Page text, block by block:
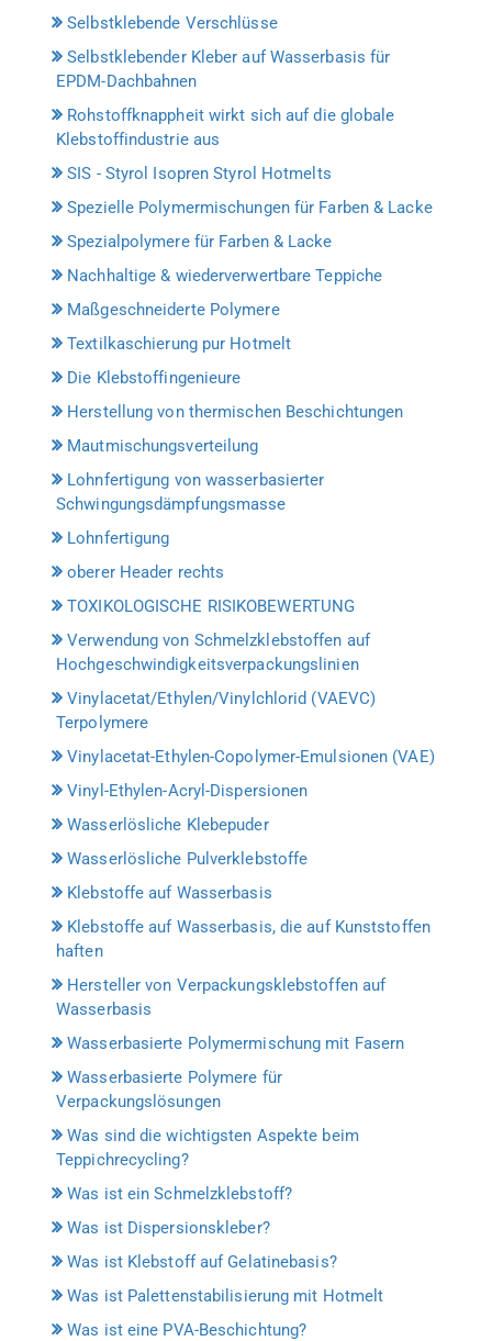
Selbstklebende Verschlüsse
Selbstklebender Kleber auf Wasserbasis für
EPDM-Dachbahnen
Rohstoffknappheit wirkt sich auf die globale
Klebstoffindustrie aus
SIS - Styrol Isopren Styrol Hotmelts
Spezielle Polymermischungen für Farben & Lacke
Spezialpolymere für Farben & Lacke
Nachhaltige & wiederverwertbare Teppiche
Maßgeschneiderte Polymere
Textilkaschierung pur Hotmelt
Die Klebstoffingenieure
Herstellung von thermischen Beschichtungen
Mautmischungsverteilung
Lohnfertigung von wasserbasierter
Schwingungsdämpfungsmasse
Lohnfertigung
oberer Header rechts
TOXIKOLOGISCHE RISIKOBEWERTUNG
Verwendung von Schmelzklebstoffen auf
Hochgeschwindigkeitsverpackungslinien
Vinylacetat/Ethylen/Vinylchlorid (VAEVC)
Terpolymere
Vinylacetat-Ethylen-Copolymer-Emulsionen (VAE)
Vinyl-Ethylen-Acryl-Dispersionen
Wasserlösliche Klebepuder
Wasserlösliche Pulverklebstoffe
Klebstoffe auf Wasserbasis
Klebstoffe auf Wasserbasis, die auf Kunststoffen
haften
Hersteller von Verpackungsklebstoffen auf
Wasserbasis
Wasserbasierte Polymermischung mit Fasern
Wasserbasierte Polymere für
Verpackungslösungen
Was sind die wichtigsten Aspekte beim
Teppichrecycling?
Was ist ein Schmelzklebstoff?
Was ist Dispersionskleber?
Was ist Klebstoff auf Gelatinebasis?
Was ist Palettenstabilisierung mit Hotmelt
Was ist eine PVA-Beschichtung?